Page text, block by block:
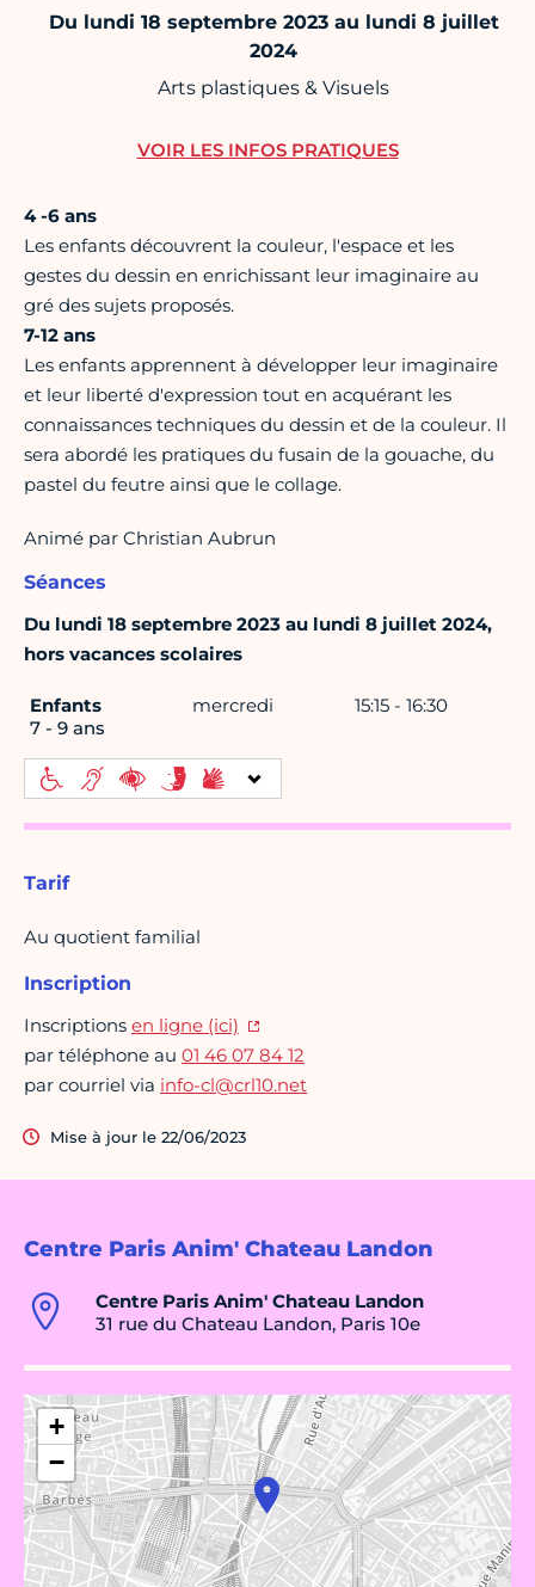
Du lundi 18 septembre 2023 au lundi 8 juillet
2024
Arts plastiques & Visuels
Centre Paris Anim' Chateau Landon
Centre Paris Anim' Chateau Landon
31 rue du Chateau Landon, Paris 10e
+
−
4 -6 ans
Les enfants découvrent la couleur, l'espace et les
gestes du dessin en enrichissant leur imaginaire au
gré des sujets proposés.
7-12 ans
Les enfants apprennent à développer leur imaginaire
et leur liberté d'expression tout en acquérant les
connaissances techniques du dessin et de la couleur. Il
sera abordé les pratiques du fusain de la gouache, du
pastel du feutre ainsi que le collage.
Animé par Christian Aubrun
Séances
Du lundi 18 septembre 2023 au lundi 8 juillet 2024,
hors vacances scolaires
Enfants
7 - 9 ans
mercredi 15:15 - 16:30
Tarif
Au quotient familial
Inscription
Inscriptions en ligne (ici)
par téléphone au 01 46 07 84 12
par courriel via info-cl@crl10.net
Mise à jour le 22/06/2023
VOIR LES INFOS PRATIQUES